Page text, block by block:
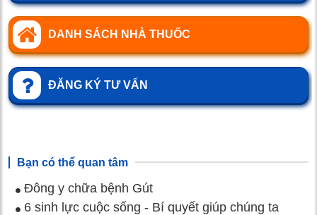
DANH SÁCH NHÀ THUỐC
ĐĂNG KÝ TƯ VẤN
Bạn có thể quan tâm
Đông y chữa bệnh Gút
6 sinh lực cuộc sống - Bí quyết giúp chúng ta